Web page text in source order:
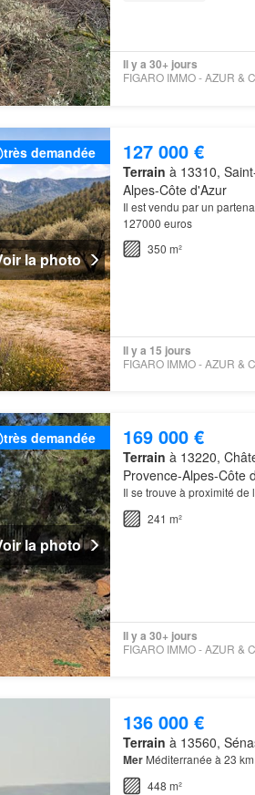
Il y a 30+ jours
très demandée
la photo
127 000 €
Terrain à 13310,
Alpes-Côte d'Azur
Il est vendu par un
127000 euros
350 m²
Il y a 15 jours
très demandée
la photo
169 000 €
Terrain à 13220,
Provence-Alpes-Côte
Il se trouve à proximité de
241 m²
Il y a 30+ jours
136 000 €
Terrain à 13560,
MerMéditerranée à 23
448 m²